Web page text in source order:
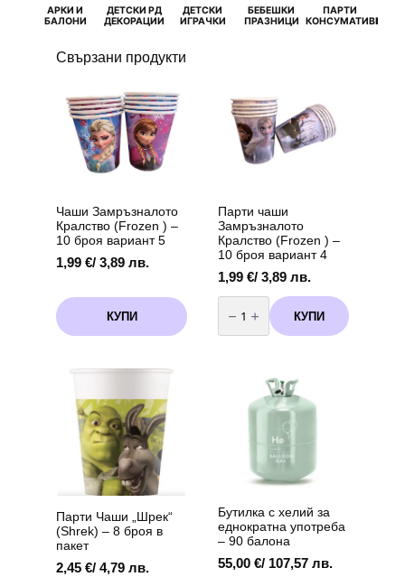
АРКИ И
БАЛОНИ
ДЕТСКИ РД
ДЕКОРАЦИИ
ДЕТСКИ
ИГРАЧКИ
БЕБЕШКИ
ПРАЗНИЦИ
ПАРТИ
КОНСУМАТИВИ
Свързани продукти
Чаши Замръзналото
Кралство (Frozen ) –
10 броя вариант 5
1,99 €/ 3,89 лв.
КУПИ
Парти чаши
Замръзналото
Кралство (Frozen ) –
10 броя вариант 4
1,99 €/ 3,89 лв.
количество
за
Парти
чаши
КУПИ
Парти Чаши „Шрек“
(Shrek) – 8 броя в
пакет
2,45 €/ 4,79 лв.
Бутилка с хелий за
еднократна употреба
– 90 балона
55,00 €/ 107,57 лв.